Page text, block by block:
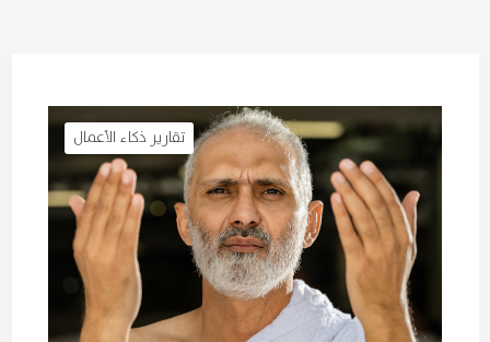
تقارير ذكاء الأعمال